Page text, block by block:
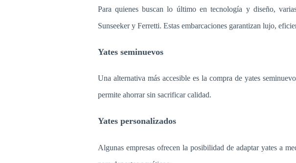
Para quienes buscan lo último en tecnología y diseño,
Sunseeker y Ferretti. Estas embarcaciones garantizan lujo,
Yates seminuevos
Una alternativa más accesible es la compra de yates
permite ahorrar sin sacrificar calidad.
Yates personalizados
Algunas empresas ofrecen la posibilidad de adaptar yates a